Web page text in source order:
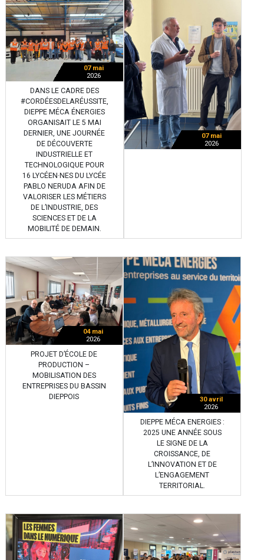
07 mai
2026
DANS LE CADRE DES
#CORDÉESDELARÉUSSITE,
DIEPPE MÉCA ÉNERGIES
ORGANISAIT LE 5 MAI
DERNIER, UNE JOURNÉE
DE DÉCOUVERTE
INDUSTRIELLE ET
TECHNOLOGIQUE POUR
16 LYCÉEN·NES DU LYCÉE
PABLO NERUDA AFIN DE
VALORISER LES MÉTIERS
DE L’INDUSTRIE, DES
SCIENCES ET DE LA
MOBILITÉ DE DEMAIN.
07 mai
2026
04 mai
2026
PROJET D’ÉCOLE DE
PRODUCTION –
MOBILISATION DES
ENTREPRISES DU BASSIN
DIEPPOIS
30 avril
2026
DIEPPE MÉCA ENERGIES :
2025 UNE ANNÉE SOUS
LE SIGNE DE LA
CROISSANCE, DE
L’INNOVATION ET DE
L’ENGAGEMENT
TERRITORIAL.